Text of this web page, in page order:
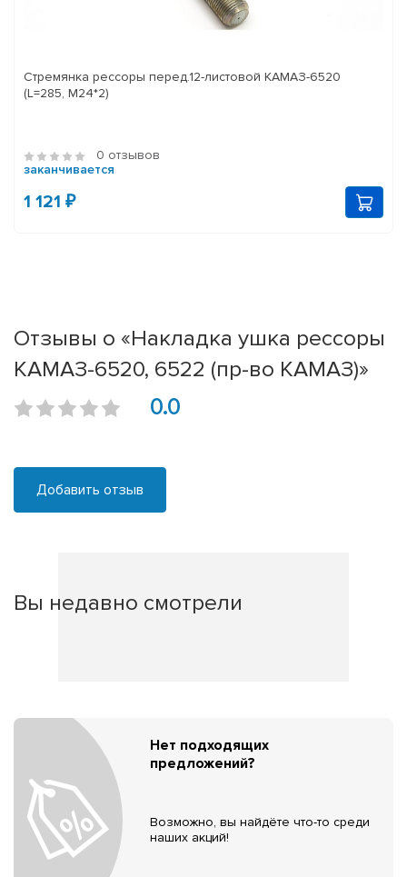
Стремянка рессоры перед.12-листовой КАМАЗ-6520
(L=285, М24*2)
0 отзывов
заканчивается
1 121 ₽
Отзывы о «Накладка ушка рессоры
КАМАЗ-6520, 6522 (пр-во КАМАЗ)»
0.0
Добавить отзыв
Вы недавно смотрели
Нет подходящих
предложений?
Возможно, вы найдёте что-то среди
наших акций!